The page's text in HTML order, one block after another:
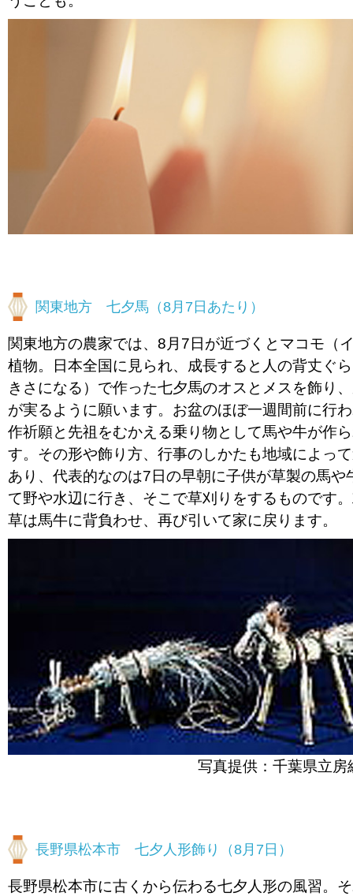
写真提供：千葉県立房
関東地方 七夕馬（8月7日あたり）
関東地方の農家では、8月7日が近づくとマコモ（
植物。日本全国に見られ、成長すると人の背丈ぐ
きさになる）で作った七夕馬のオスとメスを飾り
が実るように願います。お盆のほぼ一週間前に行
作祈願と先祖をむかえる乗り物として馬や牛が作
す。その形や飾り方、行事のしかたも地域によっ
あり、代表的なのは7日の早朝に子供が草製の馬や
て野や水辺に行き、そこで草刈りをするものです
草は馬牛に背負わせ、再び引いて家に戻ります。
長野県松本市 七夕人形飾り（8月7日）
長野県松本市に古くから伝わる七夕人形の風習。